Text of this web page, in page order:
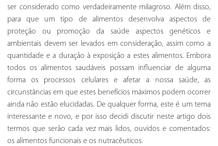
ser considerado como verdadeiramente milagroso. Além disso,
para que um tipo de alimentos desenvolva aspectos de
proteção ou promoção da saúde aspectos genéticos e
ambientais devem ser levados em consideração, assim como a
quantidade e a duração à exposição a estes alimentos. Embora
todos os alimentos saudáveis possam influenciar de alguma
forma os processos celulares e afetar a nossa saúde, as
circunstâncias em que estes benefícios máximos podem ocorrer
ainda não estão elucidadas. De qualquer forma, este é um tema
interessante e novo, e por isso decidi discutir neste artigo dois
termos que serão cada vez mais lidos, ouvidos e comentados:
os alimentos funcionais e os nutracêuticos.